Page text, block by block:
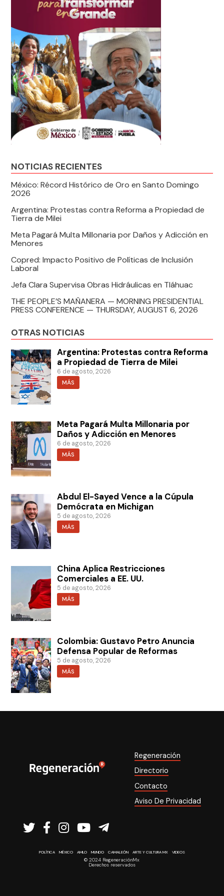
NOTICIAS RECIENTES
México: Récord Histórico de Oro en Santo Domingo
2026
Argentina: Protestas contra Reforma a Propiedad de
Tierra de Milei
Meta Pagará Multa Millonaria por Daños y Adicción en
Menores
Copred: Impacto Positivo de Políticas de Inclusión
Laboral
Jefa Clara Supervisa Obras Hidráulicas en Tláhuac
THE PEOPLE’S MAÑANERA — MORNING PRESIDENTIAL
PRESS CONFERENCE — THURSDAY, AUGUST 6, 2026
OTRAS NOTICIAS
Argentina: Protestas contra Reforma
a Propiedad de Tierra de Milei
6 de agosto, 2026
MÁS
Meta Pagará Multa Millonaria por
Daños y Adicción en Menores
6 de agosto, 2026
MÁS
Abdul El-Sayed Vence a la Cúpula
Demócrata en Michigan
5 de agosto, 2026
MÁS
China Aplica Restricciones
Comerciales a EE. UU.
5 de agosto, 2026
MÁS
Colombia: Gustavo Petro Anuncia
Defensa Popular de Reformas
5 de agosto, 2026
MÁS
Regeneración
Directorio
Contacto
Aviso De Privacidad
POLÍTICA MÉXICO AMLO MUNDO CAMALEÓN ARTE Y CULTURA MX VIDEOS
© 2024 RegeneraciónMx
Derechos reservados